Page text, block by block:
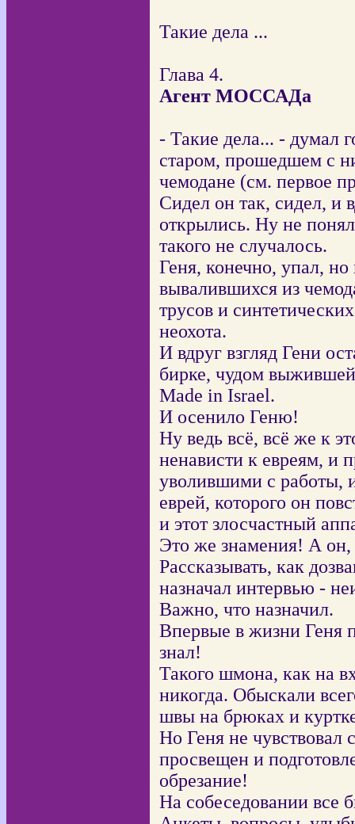
Такие дела ...
Глава 4.
Агент МОССАДа
- Такие дела... - думал
старом, прошедшем с
чемодане (см. первое
Сидел он так, сидел, и
открылись. Ну не
такого не случалось.
Геня, конечно, упал,
вывалившихся из
трусов и
неохота.
И вдруг взгляд Гени
бирке, чудом
Made in Israel.
И осенило Геню!
Ну ведь всё, всё же к
ненависти к евреям, и
уволившими с работы,
еврей, которого он
и этот злосчастный
Это же знамения! А
Рассказывать, как
назначал интервью -
Важно, что назначил.
Впервые в жизни Геня
знал!
Такого шмона, как на
никогда. Обыскали
швы на брюках и
Но Геня не
просвещен и
обрезание!
На собеседовании все